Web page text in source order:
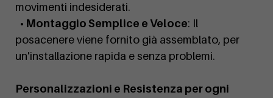
movimenti indesiderati.
• Montaggio Semplice e Veloce: Il
posacenere viene fornito già assemblato, per
un'installazione rapida e senza problemi.
Personalizzazioni e Resistenza per ogni